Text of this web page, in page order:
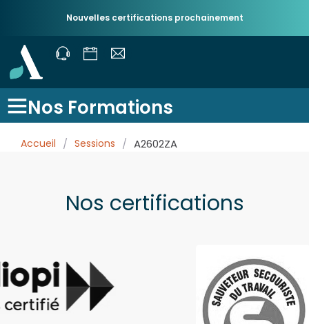
Nouvelles certifications prochainement
Nos Formations
Accueil / Sessions / A2602ZA
Nos certifications